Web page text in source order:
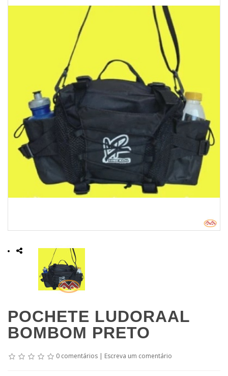
POCHETE LUDORAAL
BOMBOM PRETO
0 comentários | Escreva um comentário